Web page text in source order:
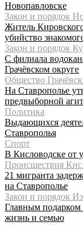
Новопавловске
Закон и порядок
Житель
убийство
Закон и порядок
С филиала
Грачёвском округе
Общество
На Ставрополье
предвыборной
Политика
Выдающихся
Ставрополья
Спорт
В Кисловодске от
Происшествия
21 мигранта
на Ставрополье
Закон и порядок
Главным подарком
жизнь и семью